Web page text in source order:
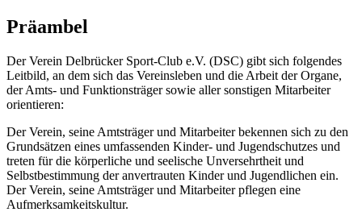
Präambel
Der Verein Delbrücker Sport-Club e.V. (DSC) gibt sich folgendes
Leitbild, an dem sich das Vereinsleben und die Arbeit der Organe,
der Amts- und Funktionsträger sowie aller sonstigen Mitarbeiter
orientieren:
Der Verein, seine Amtsträger und Mitarbeiter bekennen sich zu den
Grundsätzen eines umfassenden Kinder- und Jugendschutzes und
treten für die körperliche und seelische Unversehrtheit und
Selbstbestimmung der anvertrauten Kinder und Jugendlichen ein.
Der Verein, seine Amtsträger und Mitarbeiter pflegen eine
Aufmerksamkeitskultur.